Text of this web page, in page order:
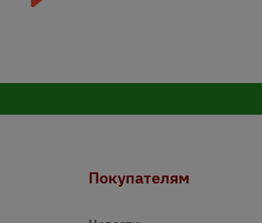
Покупателям